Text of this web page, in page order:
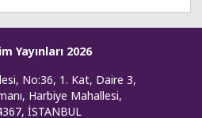
Yayınları 2026
No:36, 1. Kat, Daire 3,
Harbiye Mahallesi,
İSTANBUL